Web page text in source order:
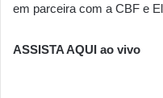
em parceira com a CBF e
ASSISTA AQUI ao vivo